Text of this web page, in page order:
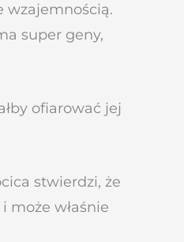
wzajemnością.
super geny,
ofiarować jej
stwierdzi, że
może właśnie